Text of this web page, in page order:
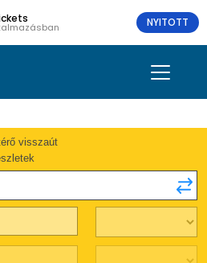
NYITOTT
visszaút